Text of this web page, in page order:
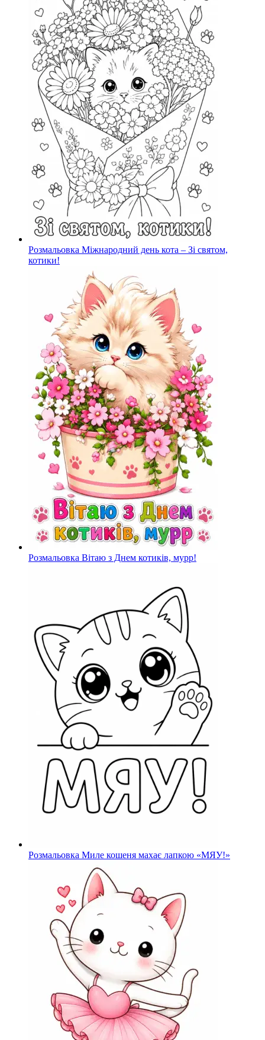
Розмальовка Міжнародний день кота – Зі святом,
котики!
Розмальовка Вітаю з Днем котиків, мурр!
Розмальовка Миле кошеня махає лапкою «МЯУ!»